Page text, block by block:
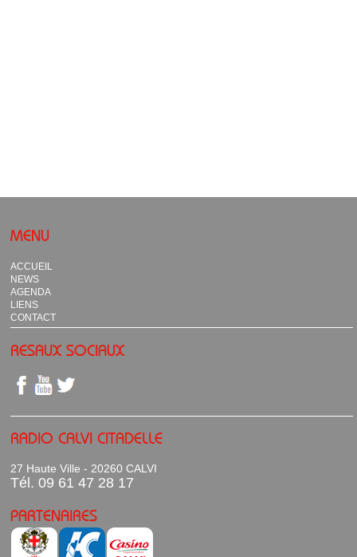
MENU
ACCUEIL
NEWS
AGENDA
LIENS
CONTACT
RESAUX SOCIAUX
RADIO CALVI CITADELLE
27 Haute Ville - 20260 CALVI
Tél. 09 61 47 28 17
PARTENAIRES